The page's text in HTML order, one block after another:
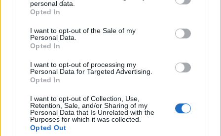
grant or deny consent to Google and its third-party tags to
use your data for below specified purposes in below Google
consent section.
personal data.
Opted In
I want to opt-out of the Sale of my
Personal Data.
Opted In
I want to opt-out of processing my
Personal Data for Targeted Advertising.
Opted In
I want to opt-out of Collection, Use,
Retention, Sale, and/or Sharing of my
Personal Data that Is Unrelated with the
Purposes for which it was collected.
Opted Out